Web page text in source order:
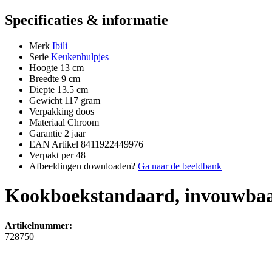
Specificaties & informatie
Merk Ibili
Serie Keukenhulpjes
Hoogte 13 cm
Breedte 9 cm
Diepte 13.5 cm
Gewicht 117 gram
Verpakking doos
Materiaal Chroom
Garantie 2 jaar
EAN Artikel 8411922449976
Verpakt per 48
Afbeeldingen downloaden? Ga naar de beeldbank
Kookboekstandaard,
Artikelnummer:
728750